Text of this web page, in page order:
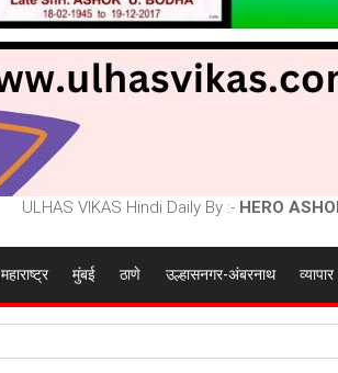
ULHAS VIKAS Hindi Daily By :- HERO
महाराष्ट्र मुंबई ठाणे उल्हासनगर-अंबरनाथ व्यापार